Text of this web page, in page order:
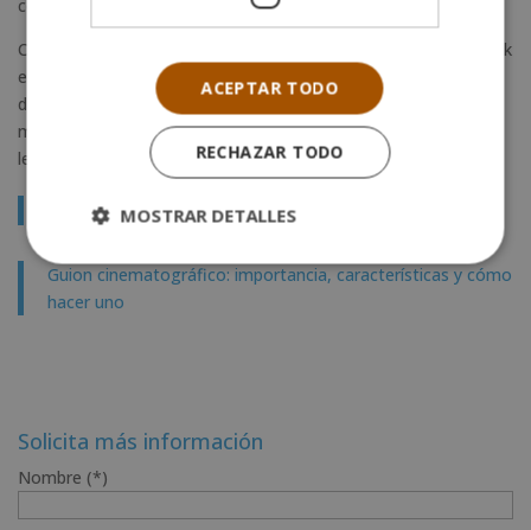
compleja y emocionalmente poderosa.
Comprender cómo funciona y en qué se diferencia del flashback
es clave para valorar las películas desde otra perspectiva. En
definitiva, el racconto demuestra que mirar al pasado es,
muchas veces, la mejor forma de entender el presente en el
lenguaje cinematográfico.
Te puede interesar:
Guion cinematográfico: importancia, características y cómo
hacer uno
Solicita más información
Nombre (*)
ACEPTAR TODO
RECHAZAR TODO
MOSTRAR DETALLES